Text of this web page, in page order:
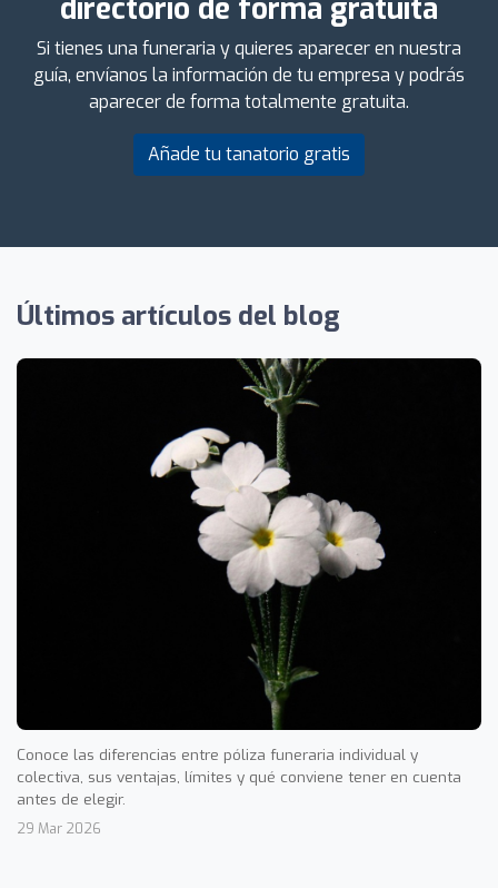
directorio de forma gratuita
Si tienes una funeraria y quieres aparecer en nuestra
guía, envíanos la información de tu empresa y podrás
aparecer de forma totalmente gratuita.
Añade tu tanatorio gratis
Últimos artículos del blog
Conoce las diferencias entre póliza funeraria individual y
colectiva, sus ventajas, límites y qué conviene tener en cuenta
antes de elegir.
29 Mar 2026